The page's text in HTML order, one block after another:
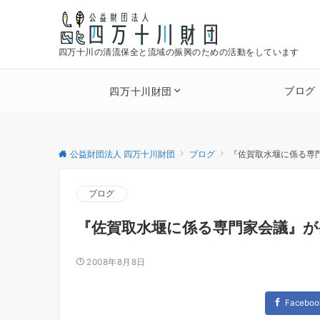
四万十川の清流保全と流域の振興のための活動をしています
四万十川財団 ブログ
公益財団法人 四万十川財団 ブログ 『佐賀取水堰に係る
ブログ
『佐賀取水堰に係る専門家会議』
2008年8月8日